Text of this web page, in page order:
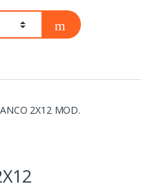
2X12 MOD.